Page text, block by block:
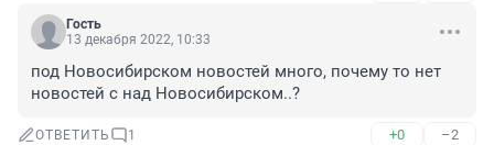
Гость
13 декабря 2022, 10:33
под Новосибирском новостей много, почему то нет
новостей с над Новосибирском..?
ОТВЕТИТЬ 1 +0 –2